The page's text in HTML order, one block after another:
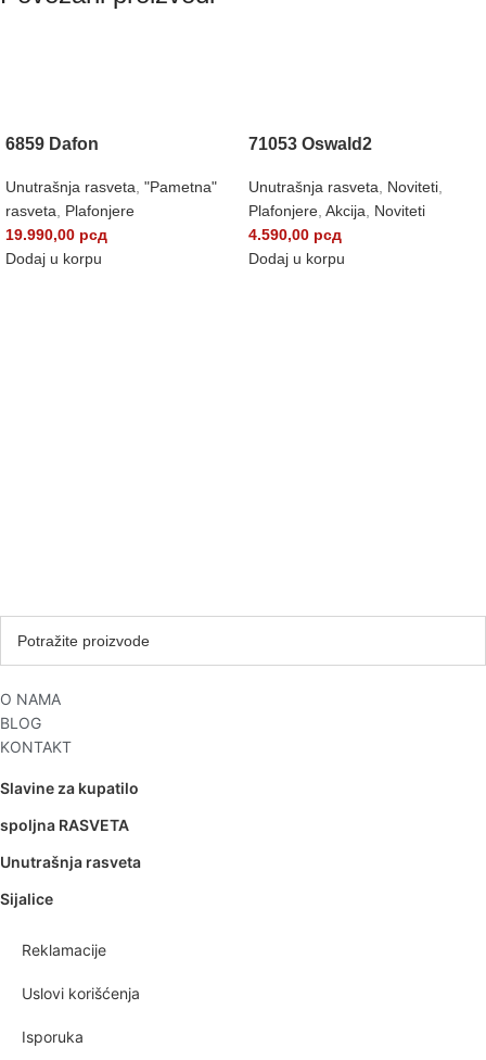
6859 Dafon
Unutrašnja rasveta, "Pametna"
rasveta, Plafonjere
19.990,00 рсд
Dodaj u korpu
71053 Oswald2
Unutrašnja rasveta, Noviteti,
Plafonjere, Akcija, Noviteti
4.590,00 рсд
Dodaj u korpu
O NAMA
BLOG
KONTAKT
Slavine za kupatilo
spoljna RASVETA
Unutrašnja rasveta
Sijalice
Reklamacije
Uslovi korišćenja
Isporuka